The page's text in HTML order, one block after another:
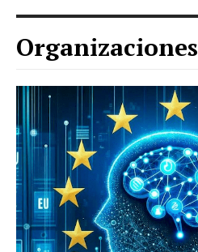
Organizaciones